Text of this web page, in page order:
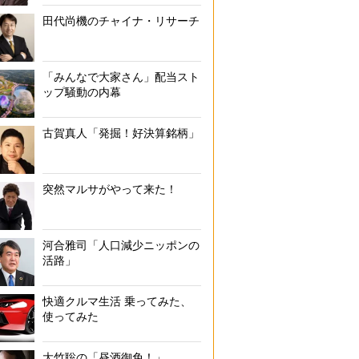
田代尚機のチャイナ・リサーチ
「みんなで大家さん」配当スト
ップ騒動の内幕
古賀真人「発掘！好決算銘柄」
突然マルサがやって来た！
河合雅司「人口減少ニッポンの
活路」
快適クルマ生活 乗ってみた、
使ってみた